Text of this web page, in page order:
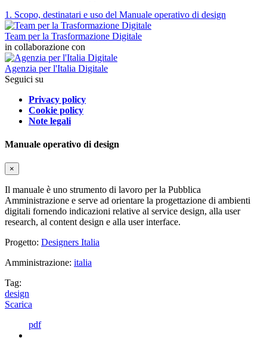
1. Scopo, destinatari e uso del Manuale operativo di design
Team per la Trasformazione Digitale
in collaborazione con
Agenzia per l'Italia Digitale
Seguici su
Privacy policy
Cookie policy
Note legali
Manuale operativo di design
×
Il manuale è uno strumento di lavoro per la Pubblica
Amministrazione e serve ad orientare la progettazione di ambienti
digitali fornendo indicazioni relative al service design, alla user
research, al content design e alla user interface.
Progetto: Designers Italia
Amministrazione: italia
Tag:
design
Scarica
pdf